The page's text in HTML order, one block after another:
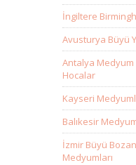
İngiltere
Avusturya Büyü
Antalya Medyum
Hocalar
Kayseri
Balıkesir
İzmir Büyü
Medyumları